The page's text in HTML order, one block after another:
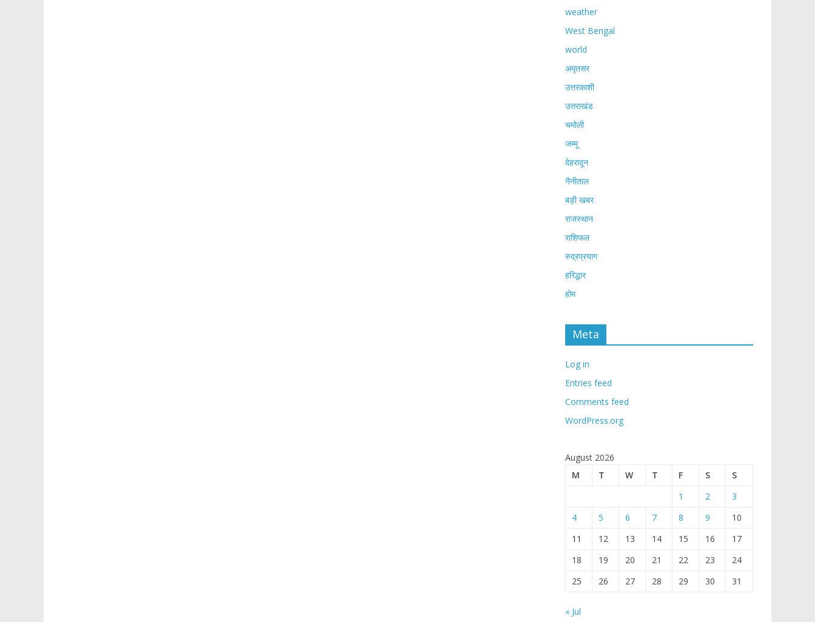
weather
West Bengal
world
अमृतसर
उत्तरकाशी
उत्तराखंड
चमोली
जम्मू
देहरादून
नैनीताल
बड़ी खबर
राजस्थान
राशिफल
रुद्रप्रयाग
हरिद्धार
होम
Meta
Log in
Entries feed
Comments feed
WordPress.org
August 2026
M
T W T F S
S
1
2
3
4
5 6 7 8 9
10
11
12 13 14 15 16
17
18
19 20 21 22 23
24
25
26 27 28 29 30 31
« Jul